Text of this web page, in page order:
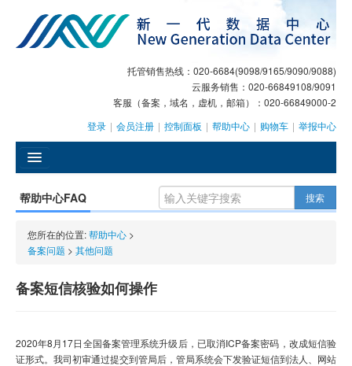
托管销售热线：020-6684(9098/9165/9090/9088)
云服务销售：020-66849108/9091
客服（备案，域名，虚机，邮箱）：020-66849000-2
登录 | 会员注册 | 控制面板 | 帮助中心 | 购物车 | 举报中心
GEO
AI客服
大模型服务
域名注册
帮助中心FAQ 搜索
您所在的位置:帮助中心 >
备案问题 > 其他问题
备案短信核验如何操作
2020年8月17日全国备案管理系统升级后，已取消ICP备案密码，改成短信验
证形式。我司初审通过提交到管局后，管局系统会下发验证短信到法人、网站